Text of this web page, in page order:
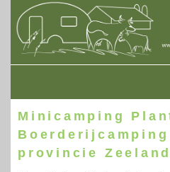
Minicamping
provincie Zeeland